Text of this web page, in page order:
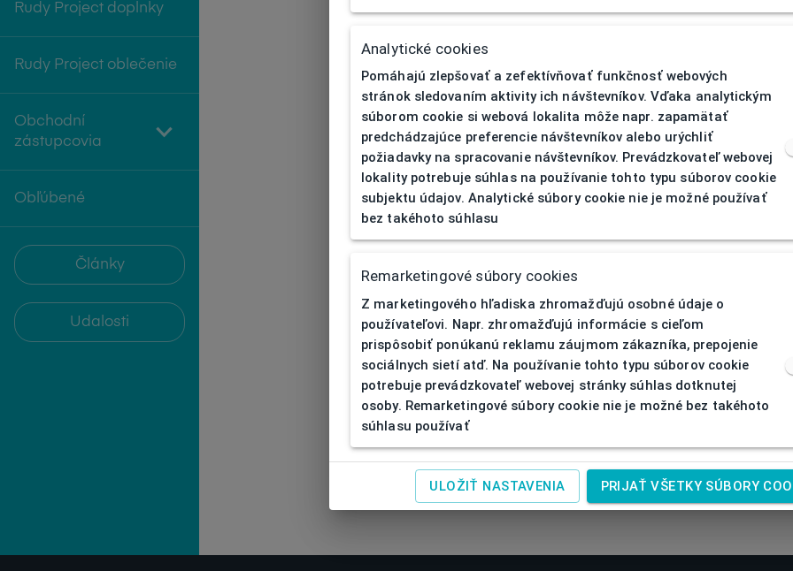
Rudy Project doplnky
Rudy Project oblečenie
Obchodní
zástupcovia
Obľúbené
Články
Udalosti
Analytické cookies
Pomáhajú zlepšovať a zefektívňovať funkčnosť webových
stránok sledovaním aktivity ich návštevníkov. Vďaka analytickým
súborom cookie si webová lokalita môže napr. zapamätať
predchádzajúce preferencie návštevníkov alebo urýchliť
požiadavky na spracovanie návštevníkov. Prevádzkovateľ webovej
lokality potrebuje súhlas na používanie tohto typu súborov cookie
subjektu údajov. Analytické súbory cookie nie je možné používať
bez takéhoto súhlasu
Remarketingové súbory cookies
Z marketingového hľadiska zhromažďujú osobné údaje o
používateľovi. Napr. zhromažďujú informácie s cieľom
prispôsobiť ponúkanú reklamu záujmom zákazníka, prepojenie
sociálnych sietí atď. Na používanie tohto typu súborov cookie
potrebuje prevádzkovateľ webovej stránky súhlas dotknutej
osoby. Remarketingové súbory cookie nie je možné bez takéhoto
súhlasu používať
ULOŽIŤ NASTAVENIA PRIJAŤ VŠETKY SÚBORY